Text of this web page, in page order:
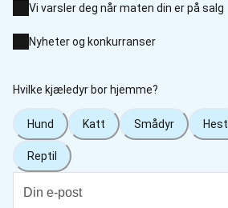
Vi varsler deg når maten din er på salg
Nyheter og konkurranser
Hvilke kjæledyr bor hjemme?
Hund Katt Smådyr Hest
Reptil